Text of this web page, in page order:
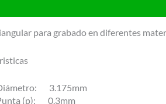
para grabado en diferentes
3.175mm
(p): 0.3mm